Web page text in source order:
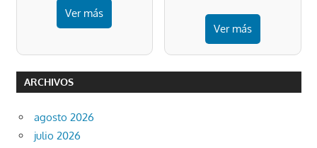
Ver más
Ver más
ARCHIVOS
agosto 2026
julio 2026